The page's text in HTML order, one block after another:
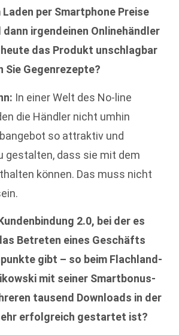
Laden per Smartphone Preise
irgendeinen Onlinehändler
das Produkt unschlagbar
Sie Gegenrezepte?
In einer Welt des No-line
die Händler nicht umhin
so attraktiv und
gestalten, dass sie mit dem
können. Das muss nicht
2.0, bei der es
Betreten eines Geschäfts
gibt – so beim Flachland-
mit seiner Smartbonus-
tausend Downloads in der
erfolgreich gestartet ist?